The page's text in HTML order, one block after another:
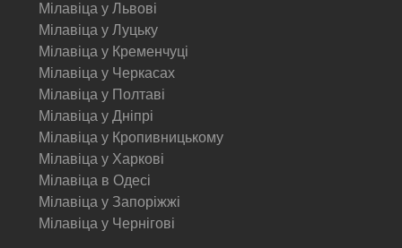
Мілавіца у Львові
Мілавіца у Луцьку
Мілавіца у Кременчуці
Мілавіца у Черкасах
Мілавіца у Полтаві
Мілавіца у Дніпрі
Мілавіца у Кропивницькому
Мілавіца у Харкові
Мілавіца в Одесі
Мілавіца у Запоріжжі
Мілавіца у Чернігові